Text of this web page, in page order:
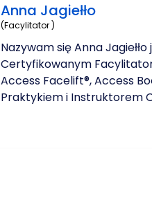
Anna Jagiełło
(Facylitator )
Nazywam się Anna
Certyfikowanym
Access Facelift®, Access
Praktykiem i Instruktorem
Fantomowej/kwantowej z